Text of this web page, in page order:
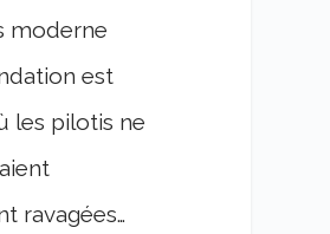
moderne
est
les pilotis ne
ravagées…